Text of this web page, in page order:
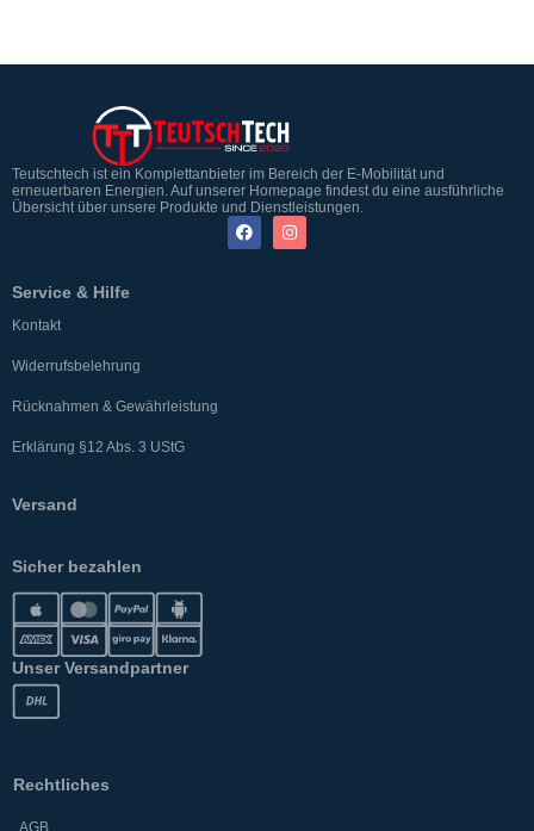
Teutschtech ist ein Komplettanbieter im Bereich der E-Mobilität und
erneuerbaren Energien. Auf unserer Homepage findest du eine ausführliche
Übersicht über unsere Produkte und Dienstleistungen.
Service & Hilfe
Kontakt
Widerrufsbelehrung
Rücknahmen & Gewährleistung
Erklärung §12 Abs. 3 UStG
Versand
Sicher bezahlen
Unser Versandpartner
Rechtliches